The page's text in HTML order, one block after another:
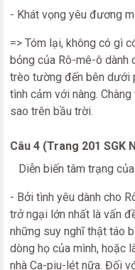
- Khát vọng yêu đương
=> Tóm lại, không có gì
bỏng của Rô-mê-ô dành
trèo tường đến bên dưới
tình cảm với nàng.
sao trên bầu trời.
Câu 4 (Trang 201 SGK
Diễn biến tâm trạng
- Bởi tình yêu dành cho
trở ngại lớn nhất là vấn
những suy nghĩ thật táo
dòng họ của mình, hoặc
nhà Ca-piu-lét nữa. Đối